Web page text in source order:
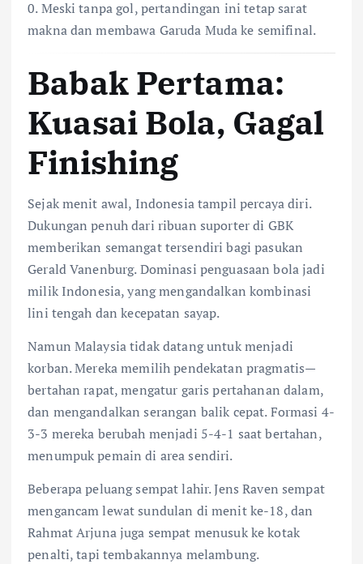
0. Meski tanpa gol, pertandingan ini tetap sarat
makna dan membawa Garuda Muda ke semifinal.
Babak Pertama:
Kuasai Bola, Gagal
Finishing
Sejak menit awal, Indonesia tampil percaya diri.
Dukungan penuh dari ribuan suporter di GBK
memberikan semangat tersendiri bagi pasukan
Gerald Vanenburg. Dominasi penguasaan bola jadi
milik Indonesia, yang mengandalkan kombinasi
lini tengah dan kecepatan sayap.
Namun Malaysia tidak datang untuk menjadi
korban. Mereka memilih pendekatan pragmatis—
bertahan rapat, mengatur garis pertahanan dalam,
dan mengandalkan serangan balik cepat. Formasi 4-
3-3 mereka berubah menjadi 5-4-1 saat bertahan,
menumpuk pemain di area sendiri.
Beberapa peluang sempat lahir. Jens Raven sempat
mengancam lewat sundulan di menit ke-18, dan
Rahmat Arjuna juga sempat menusuk ke kotak
penalti, tapi tembakannya melambung.